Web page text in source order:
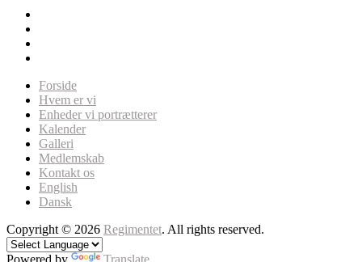
Forside
Hvem er vi
Enheder vi portrætterer
Kalender
Galleri
Medlemskab
Kontakt os
English
Dansk
Copyright © 2026 Regimentet. All rights reserved.
Powered by Translate